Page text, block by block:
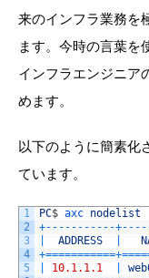
来のインフラ業務を
ます。今時の言葉を
インフラエンジニア
めます。
以下のように簡素化
ています。
1
2
3
4
5
PC$ axc nodelist
+-- -- -- -- -- -+-- --
ADDRESS
+===========+====
10.1.1.1